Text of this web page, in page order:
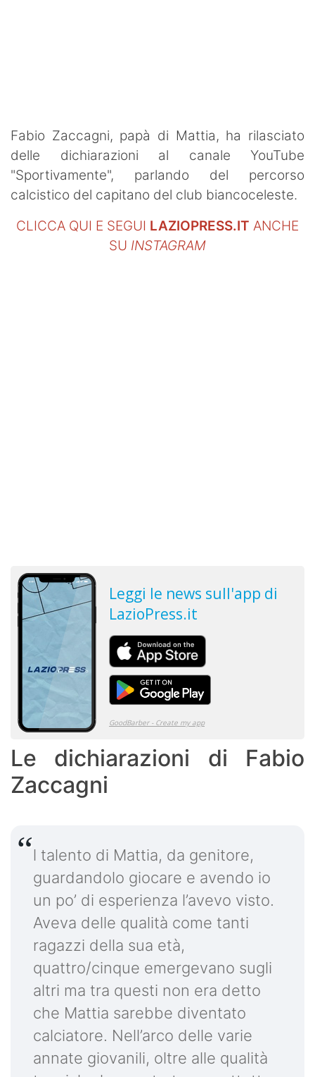
Fabio Zaccagni, papà di Mattia, ha rilasciato
delle dichiarazioni al canale YouTube
"Sportivamente", parlando del percorso
calcistico del capitano del club biancoceleste.
CLICCA QUI E SEGUI LAZIOPRESS.IT ANCHE
SU INSTAGRAM
Le dichiarazioni di Fabio
Zaccagni
l talento di Mattia, da genitore,
guardandolo giocare e avendo io
un po’ di esperienza l’avevo visto.
Aveva delle qualità come tanti
ragazzi della sua età,
quattro/cinque emergevano sugli
altri ma tra questi non era detto
che Mattia sarebbe diventato
calciatore. Nell’arco delle varie
annate giovanili, oltre alle qualità